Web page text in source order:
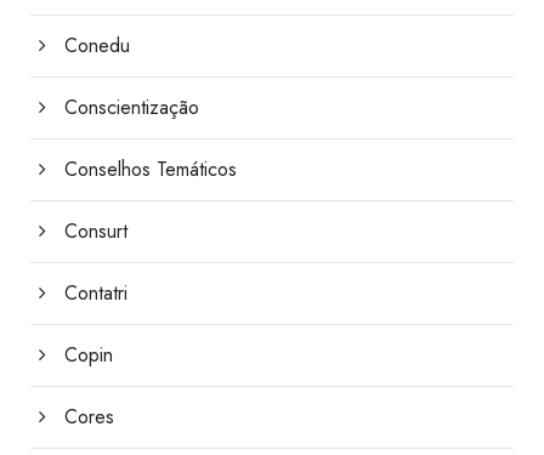
Conedu
Conscientização
Conselhos Temáticos
Consurt
Contatri
Copin
Cores